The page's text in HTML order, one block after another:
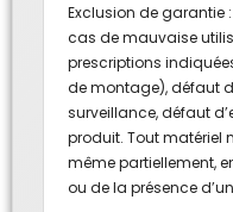
Exclusion de garantie
cas de mauvaise
prescriptions
de montage), défaut
surveillance, défaut
produit. Tout matériel
même partiellement,
ou de la présence